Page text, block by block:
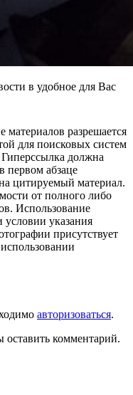
в удобное для Вас
материалов разрешается
для поисковых систем
должна
первом абзаце
цитируемый материал.
от полного либо
Использование
условии указания
присутствует
авторизоваться.
оставить комментарий.